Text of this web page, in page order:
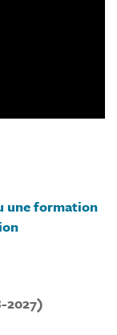
une formation
2027)